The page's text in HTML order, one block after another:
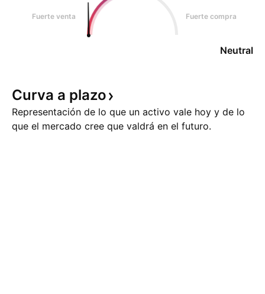
Fuerte venta Fuerte compra
Neutral
Curva a plazo
Representación de lo que un activo vale hoy y de lo
que el mercado cree que valdrá en el futuro.